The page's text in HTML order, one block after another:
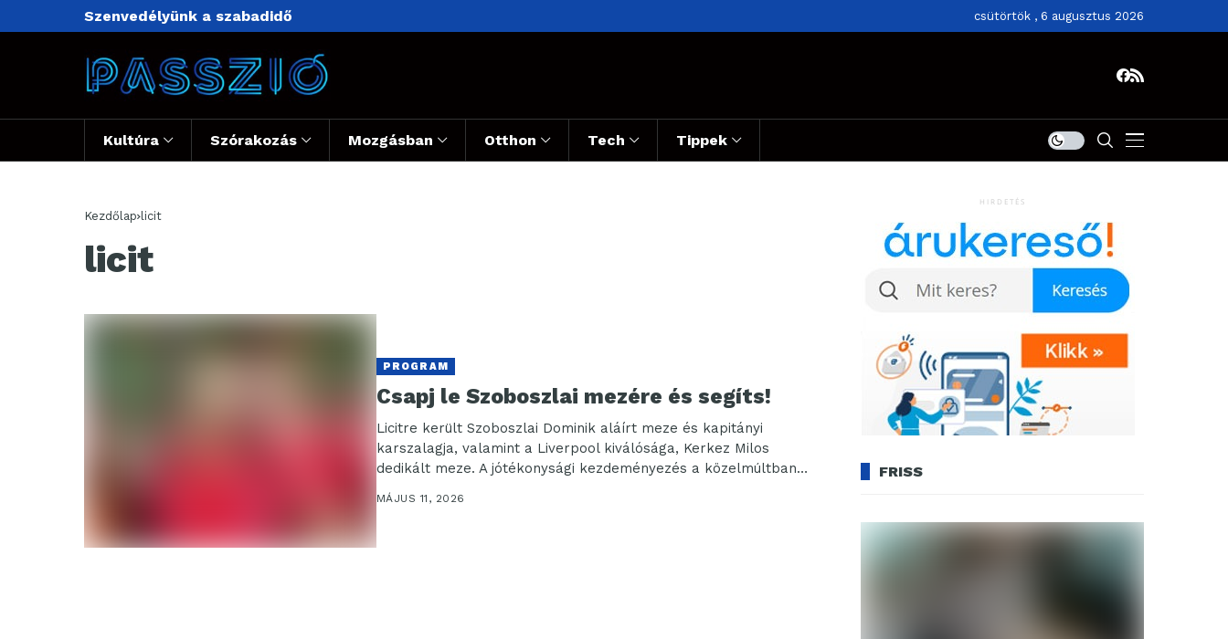
Szenvedélyünk a szabadidő csütörtök , 6 augusztus 2026
Kultúra Szórakozás Mozgásban Otthon Tech Tippek
Kezdőlap licit
licit
PROGRAM
Csapj le Szoboszlai mezére és segíts!
Licitre került Szoboszlai Dominik aláírt meze és kapitányi
karszalagja, valamint a Liverpool kiválósága, Kerkez Milos
dedikált meze. A jótékonysági kezdeményezés a közelmúltban
MÁJUS 11, 2026
HIRDETÉS
FRISS